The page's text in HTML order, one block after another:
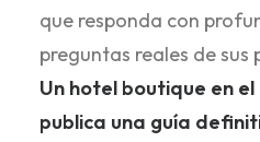
que responda con
preguntas reales de sus
Un hotel boutique en
publica una guía